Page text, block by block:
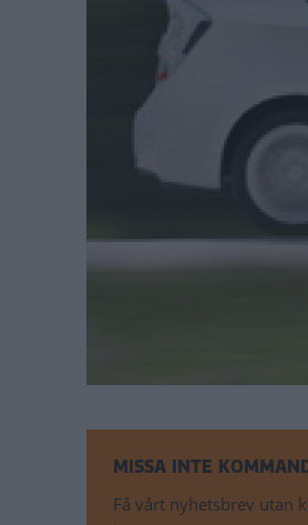
MISSA INTE
Få vårt nyhetsbrev utan